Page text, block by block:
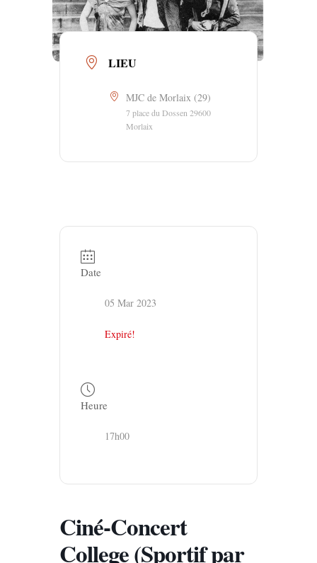
LIEU
MJC de Morlaix (29)
7 place du Dossen 29600
Morlaix
Date
05 Mar 2023
Expiré!
Heure
17h00
Ciné-Concert
College (Sportif par